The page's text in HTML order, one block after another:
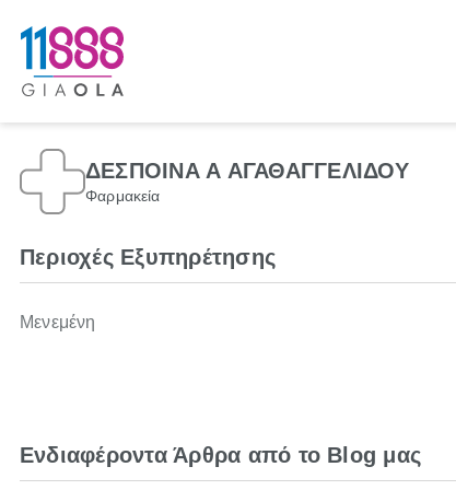
ΔΕΣΠΟΙΝΑ Α ΑΓΑΘΑΓΓΕΛΙΔΟΥ
Φαρμακεία
Περιοχές Εξυπηρέτησης
Μενεμένη
Ενδιαφέροντα Άρθρα από το Blog μας